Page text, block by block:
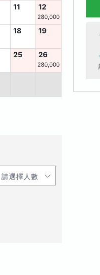
11 12
280,000
18 19
25 26
280,000